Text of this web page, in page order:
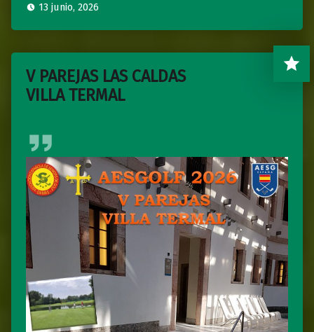
13 junio, 2026
V PAREJAS LAS CALDAS
VILLA TERMAL